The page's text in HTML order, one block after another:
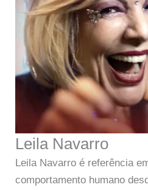
Leila Navarro
Leila Navarro é referência
comportamento humano